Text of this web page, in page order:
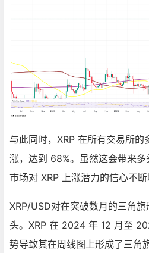
与此同时，XRP 在所有交易所
涨，达到 68%。虽然这会带来
市场对 XRP 上涨潜力的信心不断
XRP/USD对在突破数月的三角
头。XRP 在 2024 年 12 月至
势导致其在周线图上形成了三角